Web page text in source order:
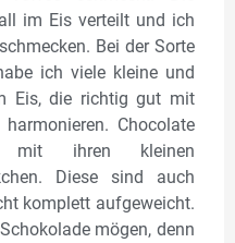
im Eis verteilt und ich
Bei der Sorte
ich viele kleine und
Eis, die richtig gut mit
Chocolate
mit ihren kleinen
Diese sind auch
komplett aufgeweicht.
mögen, denn